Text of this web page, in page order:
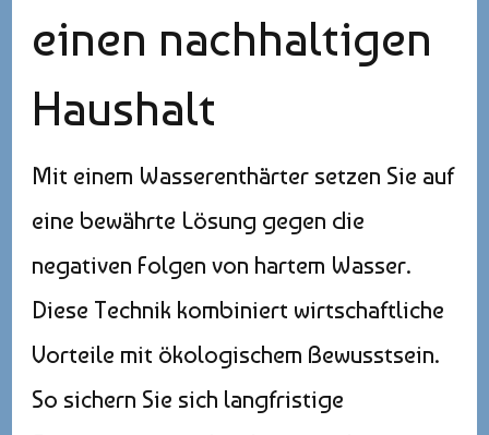
einen nachhaltigen
Haushalt
Mit einem Wasserenthärter setzen Sie auf
eine bewährte Lösung gegen die
negativen Folgen von hartem Wasser.
Diese Technik kombiniert wirtschaftliche
Vorteile mit ökologischem Bewusstsein.
So sichern Sie sich langfristige